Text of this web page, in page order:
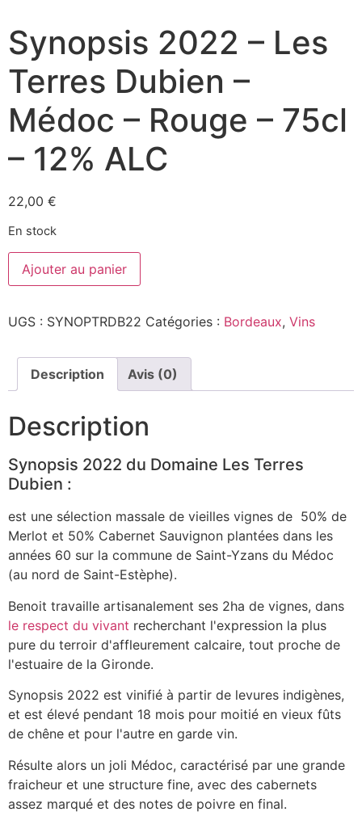
Synopsis 2022 – Les
Terres Dubien –
Médoc – Rouge – 75cl
– 12% ALC
22,00 €
En stock
quantité
de
Synopsis
Les
Médoc
-
-
75cl
-
ALC
Ajouter au panier
UGS : SYNOPTRDB22 Catégories : Bordeaux, Vins
Description Avis (0)
Description
Synopsis 2022 du Domaine Les Terres
Dubien :
est une sélection massale de vieilles vignes de 50% de
Merlot et 50% Cabernet Sauvignon plantées dans les
années 60 sur la commune de Saint-Yzans du Médoc
(au nord de Saint-Estèphe).
Benoit travaille artisanalement ses 2ha de vignes, dans
le respect du vivant recherchant l'expression la plus
pure du terroir d'affleurement calcaire, tout proche de
l'estuaire de la Gironde.
Synopsis 2022 est vinifié à partir de levures indigènes,
et est élevé pendant 18 mois pour moitié en vieux fûts
de chêne et pour l'autre en garde vin.
Résulte alors un joli Médoc, caractérisé par une grande
fraicheur et une structure fine, avec des cabernets
assez marqué et des notes de poivre en final.